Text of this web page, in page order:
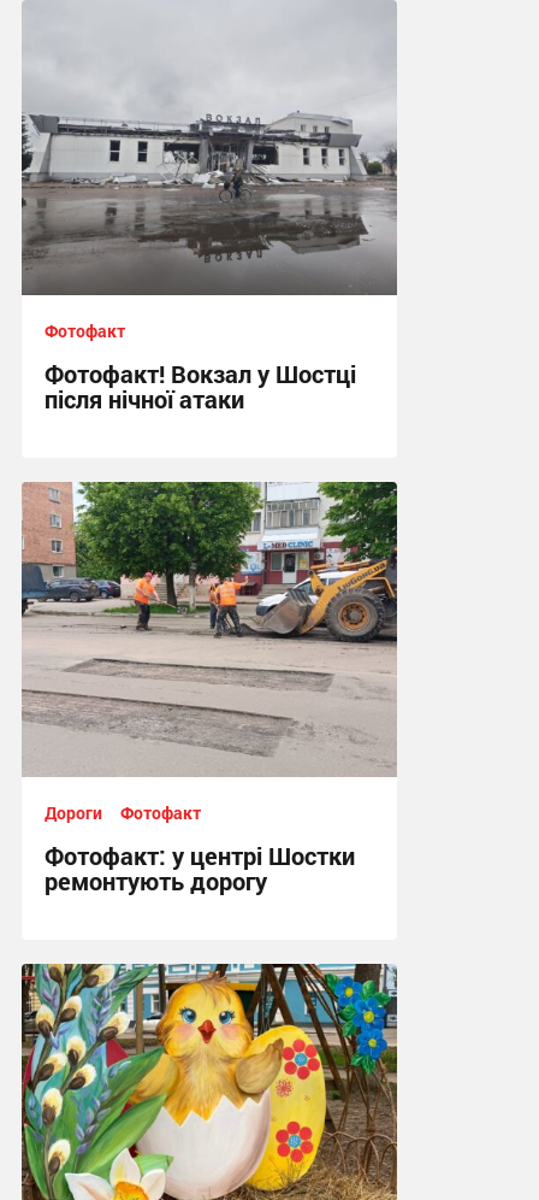
Фотофакт
Фотофакт! Вокзал у Шостці
після нічної атаки
09:20, 30.05.2026
Дороги Фотофакт
Фотофакт: у центрі Шостки
ремонтують дорогу
14:00, 20.05.2026